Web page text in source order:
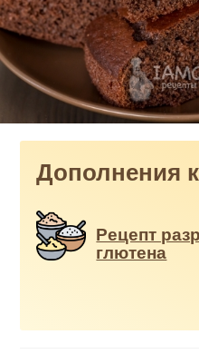
Дополнения
Рецепт
глютена